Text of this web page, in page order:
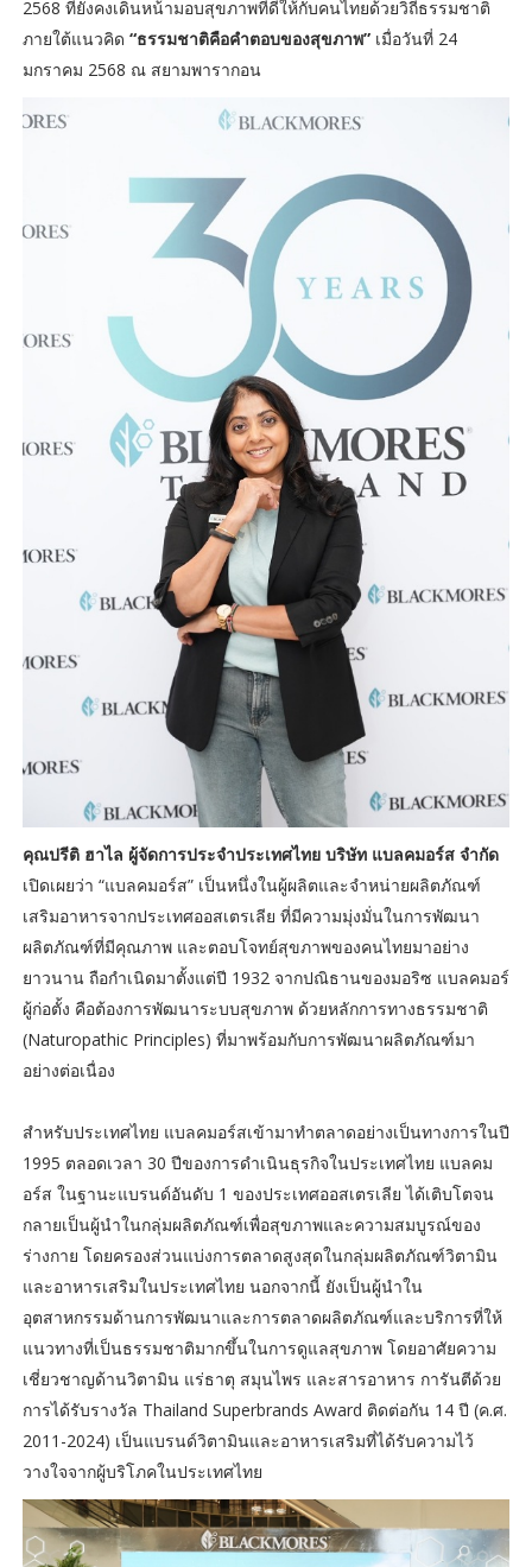
2568 ที่ยังคงเดินหน้ามอบสุขภาพที่ดีให้กับคนไทยด้วยวิถีธรรมชาติ
ภายใต้แนวคิด “ธรรมชาติคือคำตอบของสุขภาพ”เมื่อวันที่ 24
มกราคม 2568 ณ สยามพารากอน
คุณปรีติ ฮาไล ผู้จัดการประจำประเทศไทย บริษัท แบลคมอร์ส จำกัด
เปิดเผยว่า “แบลคมอร์ส” เป็นหนึ่งในผู้ผลิตและจำหน่ายผลิตภัณฑ์
เสริมอาหารจากประเทศออสเตรเลีย ที่มีความมุ่งมั่นในการพัฒนา
ผลิตภัณฑ์ที่มีคุณภาพ และตอบโจทย์สุขภาพของคนไทยมาอย่าง
ยาวนาน ถือกำเนิดมาตั้งแต่ปี 1932 จากปณิธานของมอริซ แบลคมอร์
ผู้ก่อตั้ง คือต้องการพัฒนาระบบสุขภาพ ด้วยหลักการทางธรรมชาติ
(Naturopathic Principles) ที่มาพร้อมกับการพัฒนาผลิตภัณฑ์มา
อย่างต่อเนื่อง
สำหรับประเทศไทย แบลคมอร์สเข้ามาทำตลาดอย่างเป็นทางการในปี
1995 ตลอดเวลา 30 ปีของการดำเนินธุรกิจในประเทศไทย แบลคม
อร์ส ในฐานะแบรนด์อันดับ 1 ของประเทศออสเตรเลีย ได้เติบโตจน
กลายเป็นผู้นำในกลุ่มผลิตภัณฑ์เพื่อสุขภาพและความสมบูรณ์ของ
ร่างกาย โดยครองส่วนแบ่งการตลาดสูงสุดในกลุ่มผลิตภัณฑ์วิตามิน
และอาหารเสริมในประเทศไทย นอกจากนี้ ยังเป็นผู้นำใน
อุตสาหกรรมด้านการพัฒนาและการตลาดผลิตภัณฑ์และบริการที่ให้
แนวทางที่เป็นธรรมชาติมากขึ้นในการดูแลสุขภาพ โดยอาศัยความ
เชี่ยวชาญด้านวิตามิน แร่ธาตุ สมุนไพร และสารอาหาร การันตีด้วย
การได้รับรางวัล Thailand Superbrands Award ติดต่อกัน 14 ปี (ค.ศ.
2011-2024) เป็นแบรนด์วิตามินและอาหารเสริมที่ได้รับความไว้
วางใจจากผู้บริโภคในประเทศไทย